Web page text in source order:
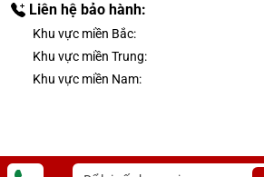
Liên hệ bảo hành:
Khu vực miền Bắc:
Khu vực miền Trung:
Khu vực miền Nam: